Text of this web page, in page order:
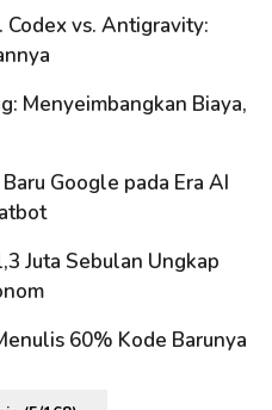
Codex vs. Antigravity:
Menyeimbangkan Biaya,
Google pada Era AI
Juta Sebulan Ungkap
60% Kode Barunya